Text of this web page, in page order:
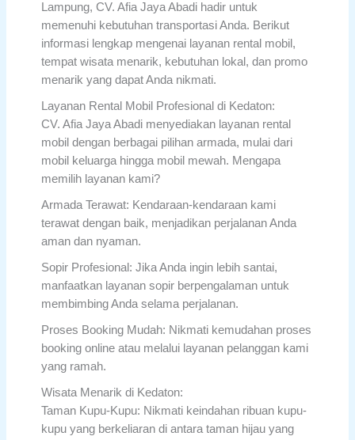
Lampung, CV. Afia Jaya Abadi hadir untuk
memenuhi kebutuhan transportasi Anda. Berikut
informasi lengkap mengenai layanan rental mobil,
tempat wisata menarik, kebutuhan lokal, dan promo
menarik yang dapat Anda nikmati.
Layanan Rental Mobil Profesional di Kedaton:
CV. Afia Jaya Abadi menyediakan layanan rental
mobil dengan berbagai pilihan armada, mulai dari
mobil keluarga hingga mobil mewah. Mengapa
memilih layanan kami?
Armada Terawat: Kendaraan-kendaraan kami
terawat dengan baik, menjadikan perjalanan Anda
aman dan nyaman.
Sopir Profesional: Jika Anda ingin lebih santai,
manfaatkan layanan sopir berpengalaman untuk
membimbing Anda selama perjalanan.
Proses Booking Mudah: Nikmati kemudahan proses
booking online atau melalui layanan pelanggan kami
yang ramah.
Wisata Menarik di Kedaton:
Taman Kupu-Kupu: Nikmati keindahan ribuan kupu-
kupu yang berkeliaran di antara taman hijau yang